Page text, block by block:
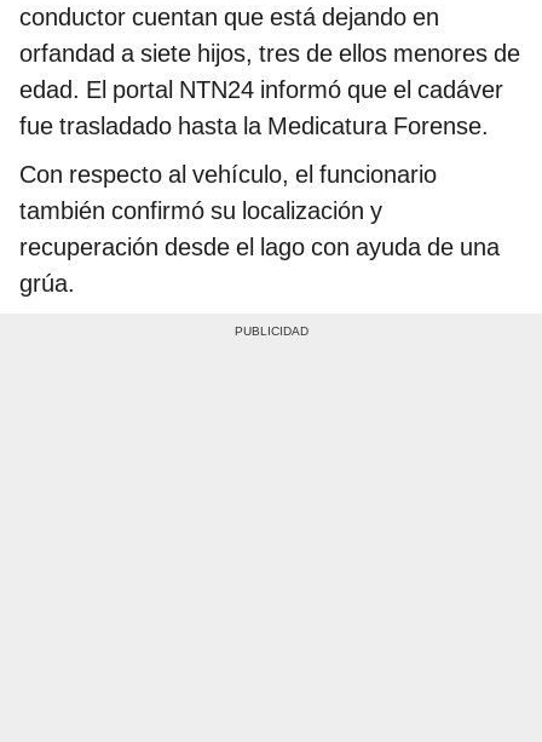
conductor cuentan que está dejando en
orfandad a siete hijos, tres de ellos menores de
edad. El portal NTN24 informó que el cadáver
fue trasladado hasta la Medicatura Forense.
Con respecto al vehículo, el funcionario
también confirmó su localización y
recuperación desde el lago con ayuda de una
grúa.